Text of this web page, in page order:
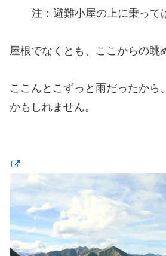
注：避難小屋の上に乗って
屋根でなくとも、ここからの眺
ここんとこずっと雨だったから
かもしれません。